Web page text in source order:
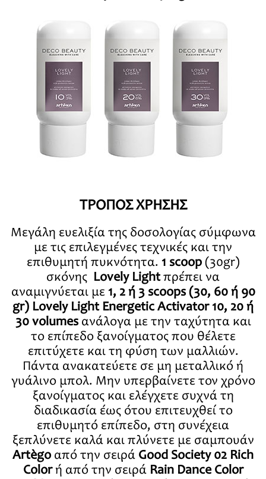
ΤΡΟΠΟΣ ΧΡΗΣΗΣ
Μεγάλη ευελιξία της δοσολογίας σύμφωνα
με τις επιλεγμένες τεχνικές και την
επιθυμητή πυκνότητα. 1 scoop(30gr)
σκόνης Lovely Lightπρέπει να
αναμιγνύεται με 1, 2 ή 3 scoops (30, 60 ή 90
gr) Lovely Light Energetic Activator10, 20 ή
30 volumesανάλογα με την ταχύτητα και
το επίπεδο ξανοίγματος που θέλετε
επιτύχετε και τη φύση των μαλλιών.
Πάντα ανακατεύετε σε μη μεταλλικό ή
γυάλινο μπολ. Μην υπερβαίνετε τον χρόνο
ξανοίγματος και ελέγχετε συχνά τη
διαδικασία έως ότου επιτευχθεί το
επιθυμητό επίπεδο, στη συνέχεια
ξεπλύνετε καλά και πλύνετε με σαμπουάν
Artègo από την σειρά Good Society 02 Rich
Colorή από την σειρά Rain Dance Color